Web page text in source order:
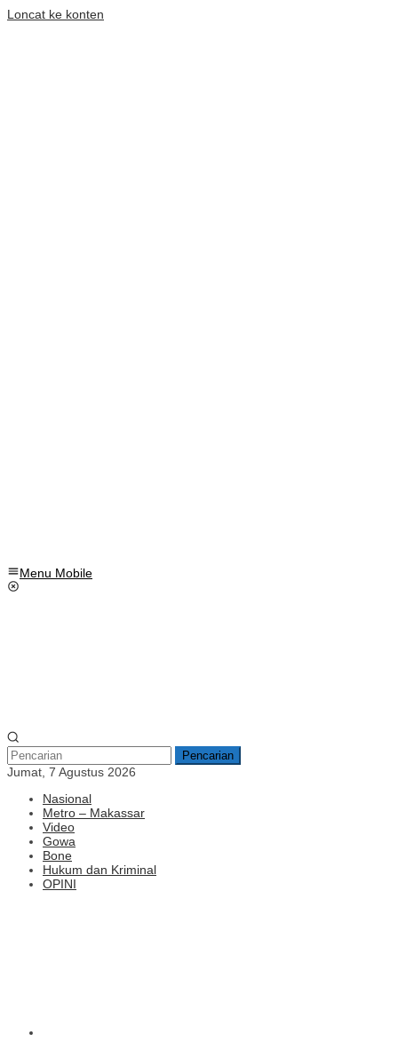
Loncat ke konten
Menu Mobile
Pencarian
Jumat, 7 Agustus 2026
Nasional
Metro – Makassar
Video
Gowa
Bone
Hukum dan Kriminal
OPINI